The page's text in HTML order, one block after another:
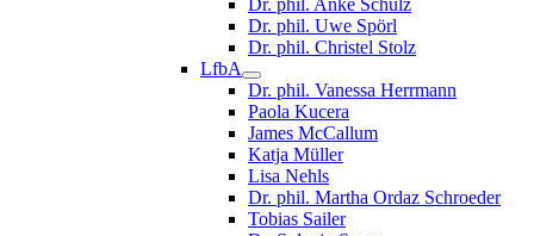
Dr. phil. Uwe Spörl
Dr. phil. Christel Stolz
LfbA
Dr. phil. Vanessa Herrmann
Paola Kucera
James McCallum
Katja Müller
Lisa Nehls
Dr. phil. Martha Ordaz Schroeder
Tobias Sailer